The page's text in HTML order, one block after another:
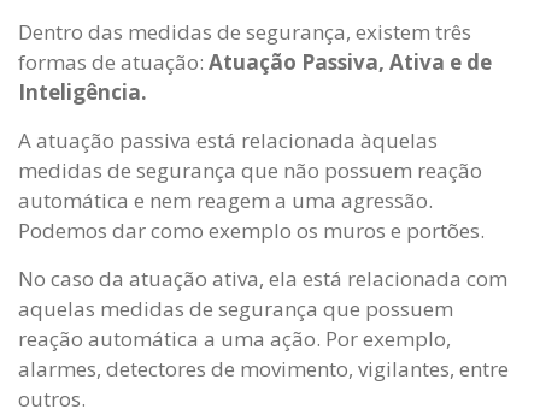
Dentro das medidas de segurança, existem três
formas de atuação: Atuação Passiva, Ativa e de
Inteligência.
A atuação passiva está relacionada àquelas
medidas de segurança que não possuem reação
automática e nem reagem a uma agressão.
Podemos dar como exemplo os muros e portões.
No caso da atuação ativa, ela está relacionada com
aquelas medidas de segurança que possuem
reação automática a uma ação. Por exemplo,
alarmes, detectores de movimento, vigilantes, entre
outros.